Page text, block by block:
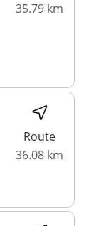
35.79 km
Route
36.08 km